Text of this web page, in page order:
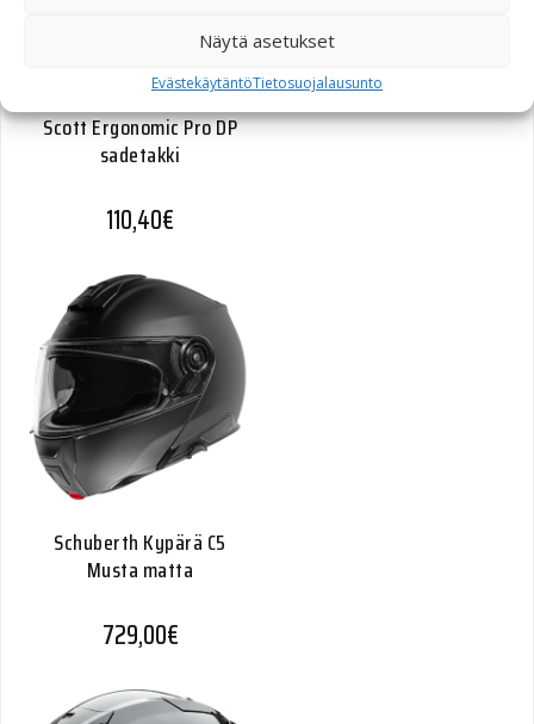
Näytä asetukset
EvästekäytäntöTietosuojalausunto
Scott Ergonomic Pro DP
sadetakki
110,40€
Schuberth Kypärä C5
Musta matta
729,00€